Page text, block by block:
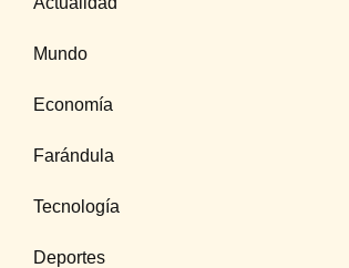
Mundo
Economía
Farándula
Tecnología
Deportes